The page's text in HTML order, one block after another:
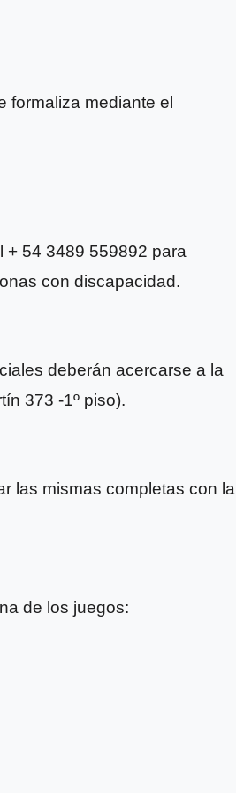
formaliza mediante el
+ 54 3489 559892 para
con discapacidad.
deberán acercarse a la
373 -1º piso).
las mismas completas con la
de los juegos: